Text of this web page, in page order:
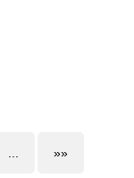
»»